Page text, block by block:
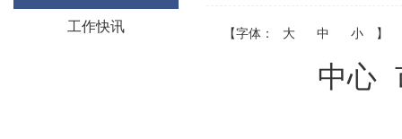
工作快讯 【字体： 大 中 小 】
中心